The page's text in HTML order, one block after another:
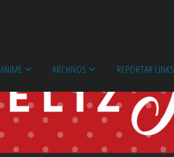
ANIME ARCHIVOS REPORTAR LINKS